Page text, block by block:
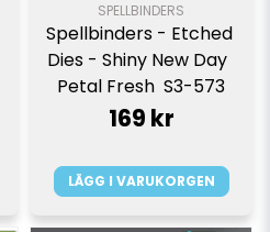
SPELLBINDERS
Spellbinders - Etched
Dies - Shiny New Day
Petal Fresh  S3-573
169 kr
LÄGG I VARUKORGEN